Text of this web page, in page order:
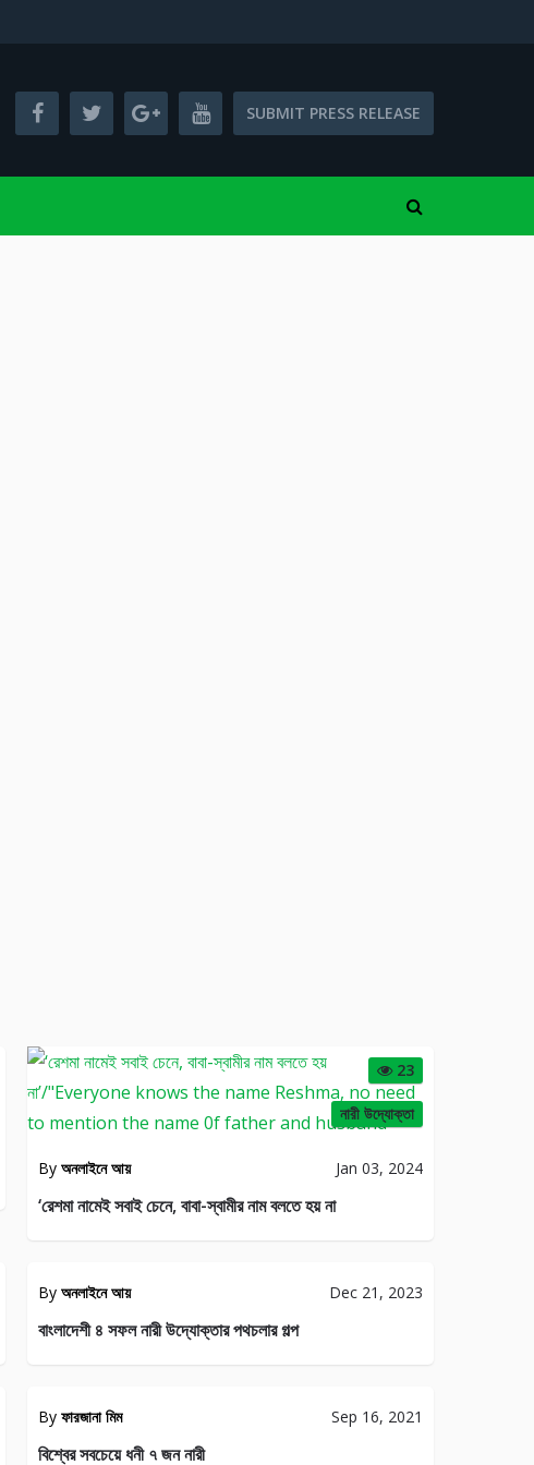
SUBMIT PRESS RELEASE
23
নারী উদ্যোক্তা
By অনলাইনে আয় Jan 03, 2024
‘রেশমা নামেই সবাই চেনে, বাবা-স্বামীর নাম বলতে হয় না
By অনলাইনে আয় Dec 21, 2023
বাংলাদেশী ৪ সফল নারী উদ্যোক্তার পথচলার গল্প
By ফারজানা মিম Sep 16, 2021
বিশ্বের সবচেয়ে ধনী ৭ জন নারী